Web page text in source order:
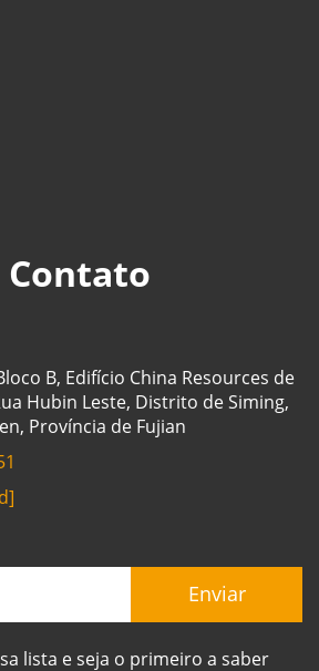
Contato
B, Edifício China Resources de
Hubin Leste, Distrito de Siming,
Província de Fujian
Enviar
lista e seja o primeiro a saber